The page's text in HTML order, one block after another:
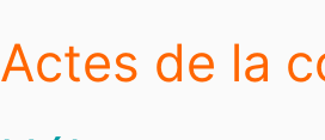
Actes de la